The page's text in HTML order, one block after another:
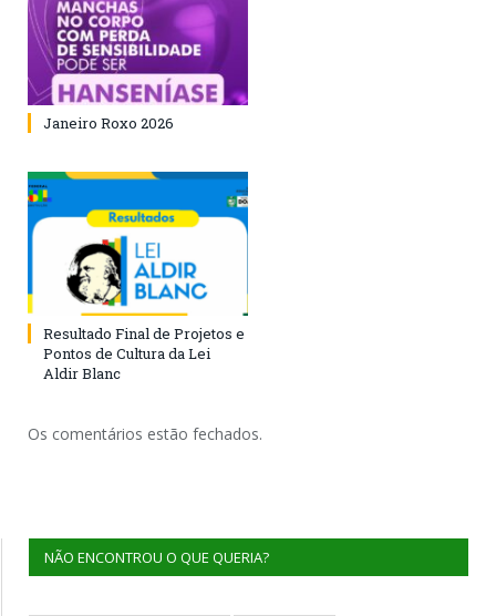
Janeiro Roxo 2026
Resultado Final de Projetos e
Pontos de Cultura da Lei
Aldir Blanc
Os comentários estão fechados.
NÃO ENCONTROU O QUE QUERIA?